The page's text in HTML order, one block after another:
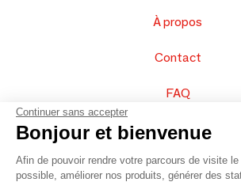
À propos
Contact
FAQ
Vendez vos produits
Plan du site
Continuer sans accepter
Bonjour et bienvenue
Afin de pouvoir rendre votre parcours de visite
possible, améliorer nos produits, générer des